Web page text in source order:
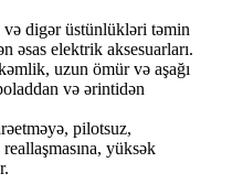
digər üstünlükləri təmin
əsas elektrik aksesuarları.
uzun ömür və aşağı
və ərintidən
pilotsuz,
yüksək